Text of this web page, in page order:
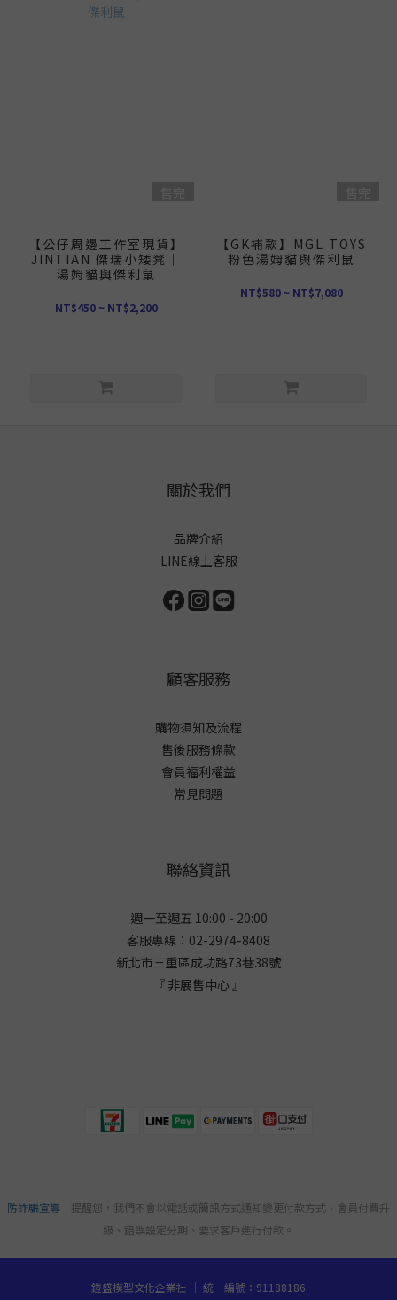
【公仔周邊工作室現貨】
JINTIAN 傑瑞小矮凳｜
湯姆貓與傑利鼠
NT$450 ~ NT$2,200
【GK補款】MGL TOYS
粉色湯姆貓與傑利鼠
NT$580 ~ NT$7,080
關於我們
品牌介紹
LINE線上客服
顧客服務
購物須知及流程
售後服務條款
會員福利權益
常見問題
聯絡資訊
週一至週五 10:00 - 20:00
客服專線：02-2974-8408
新北市三重區成功路73巷38號
『 非展售中心 』
防詐騙宣導 ｜提醒您，我們不會以電話或簡訊方式通知變更付款方式、會員付費升
級、錯誤設定分期、要求客戶進行付款。
鎧盛模型文化企業社 ｜ 統一編號：91188186